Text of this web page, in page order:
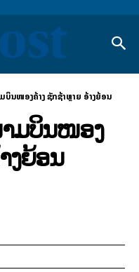
ບິນໜອງຄ້າງ ຊັກຊ້າຫຼາຍ ອ້າງຍ້ອນ
ມບິນໜອງ
ງຍ້ອນ